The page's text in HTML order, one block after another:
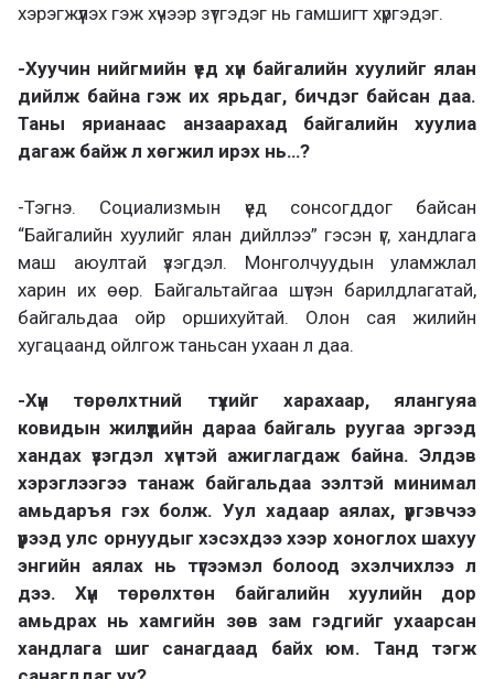
хэрэгжүүлэх гэж хүчээр зүтгэдэг нь гамшигт хүргэдэг.
-Хуучин нийгмийн үед хүн байгалийн хуулийг ялан
дийлж байна гэж их ярьдаг, бичдэг байсан даа.
Таны ярианаас анзаарахад байгалийн хуулиа
дагаж байж л хөгжил ирэх нь…?
-Тэгнэ. Социализмын үед сонсогддог байсан
“Байгалийн хуулийг ялан дийллээ” гэсэн үг, хандлага
маш аюултай үзэгдэл. Монголчуудын уламжлал
харин их өөр. Байгальтайгаа шүтэн барилдлагатай,
байгальдаа ойр оршихуйтай. Олон сая жилийн
хугацаанд ойлгож таньсан ухаан л даа.
-Хүн төрөлхтний түүхийг харахаар, ялангуяа
ковидын жилүүдийн дараа байгаль руугаа эргээд
хандах үзэгдэл хүчтэй ажиглагдаж байна. Элдэв
хэрэглээгээ танаж байгальдаа ээлтэй минимал
амьдаръя гэх болж. Уул хадаар аялах, үүргэвчээ
үүрээд улс орнуудыг хэсэхдээ хээр хоноглох шахуу
энгийн аялах нь түгээмэл болоод эхэлчихлээ л
дээ. Хүн төрөлхтөн байгалийн хуулийн дор
амьдрах нь хамгийн зөв зам гэдгийг ухаарсан
хандлага шиг санагдаад байх юм. Танд тэгж